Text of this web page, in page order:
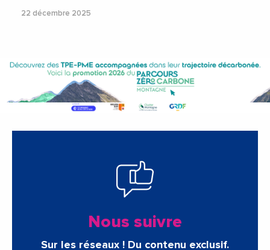
22 décembre 2025
Nous suivre
Sur les réseaux ! Du contenu exclusif.